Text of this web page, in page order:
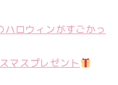
ハロウィンがすごかっ
マスプレゼント